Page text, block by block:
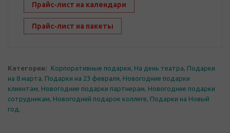
Прайс-лист на календари
Прайс-лист на пакеты
Категории: Корпоративные подарки, На день театра, Подарки
на 8 марта, Подарки на 23 февраля, Новогодние подарки
клиентам, Новогодние подарки партнерам, Новогодние подарки
сотрудникам, Новогодний подарок коллеге, Подарки на Новый
год ,